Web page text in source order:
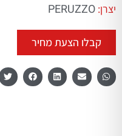
יצרן: PERUZZO
קבלו הצעת מחיר